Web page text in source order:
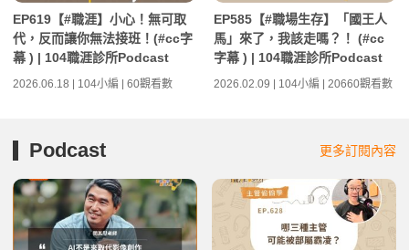
EP619【#職涯】小心！無可取
代，反而讓你無法接班！(#cc字
幕 ) | 104職涯診所Podcast
2026.06.18 | 104小編 | 60觀看數
EP585【#職場生存】「國王人
馬」來了，我該走嗎？！ (#cc
字幕 ) | 104職涯診所Podcast
2026.02.09 | 104小編 | 20660觀看數
Podcast 更多訂閱內容